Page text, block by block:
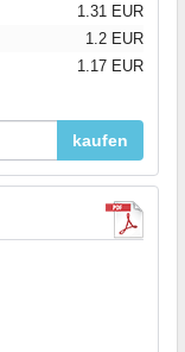
1.31 EUR
1.2 EUR
1.17 EUR
kaufen